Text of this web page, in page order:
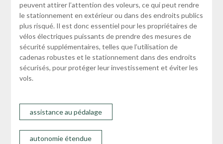
peuvent attirer l’attention des voleurs, ce qui peut rendre
le stationnement en extérieur ou dans des endroits publics
plus risqué. Il est donc essentiel pour les propriétaires de
vélos électriques puissants de prendre des mesures de
sécurité supplémentaires, telles que l’utilisation de
cadenas robustes et le stationnement dans des endroits
sécurisés, pour protéger leur investissement et éviter les
vols.
assistance au pédalage
autonomie étendue